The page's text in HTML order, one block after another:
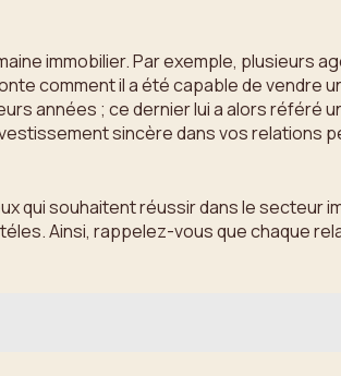
immobilier. Par exemple, plusieurs
comment il a été capable de vendre
années ; ce dernier lui a alors référé
sincère dans vos relations
qui souhaitent réussir dans le secteur
Ainsi, rappelez-vous que chaque